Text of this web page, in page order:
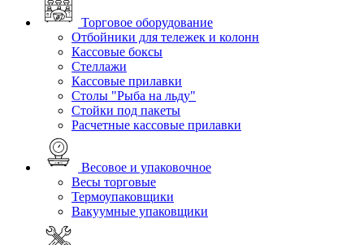
Торговое оборудование
Отбойники для тележек и колонн
Кассовые боксы
Стеллажи
Кассовые прилавки
Столы "Рыба на льду"
Стойки под пакеты
Расчетные кассовые прилавки
Весовое и упаковочное
Весы торговые
Термоупаковщики
Вакуумные упаковщики